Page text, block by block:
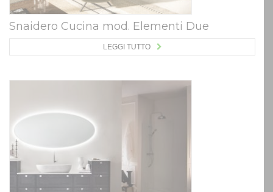
Snaidero Cucina mod. Elementi Due
LEGGI TUTTO